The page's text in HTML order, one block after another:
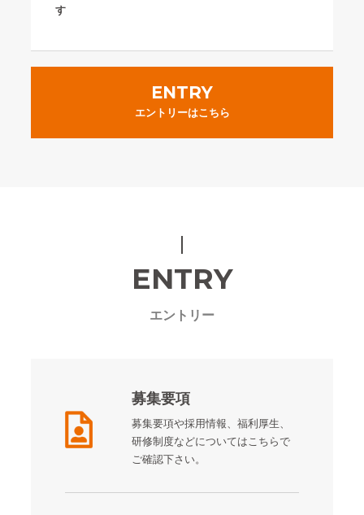
す
ENTRY
エントリーはこちら
ENTRY
エントリー
募集要項
募集要項や採用情報、福利厚生、
研修制度などについてはこちらで
ご確認下さい。